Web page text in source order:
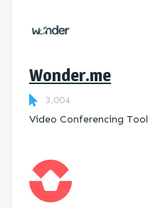
Wonder.me
3.004
Video Conferencing